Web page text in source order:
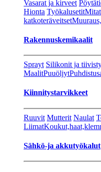
Vasarat ja kirveet
Hionta Työkalusetit
katkoteräveitset
Rakennuskemikaalit
Sprayt Silikonit ja
MaalitPuuöljyt
Kiinnitystarvikkeet
Ruuvit Mutterit Naulat
Liimat
Sähkö-ja akkutyökalut